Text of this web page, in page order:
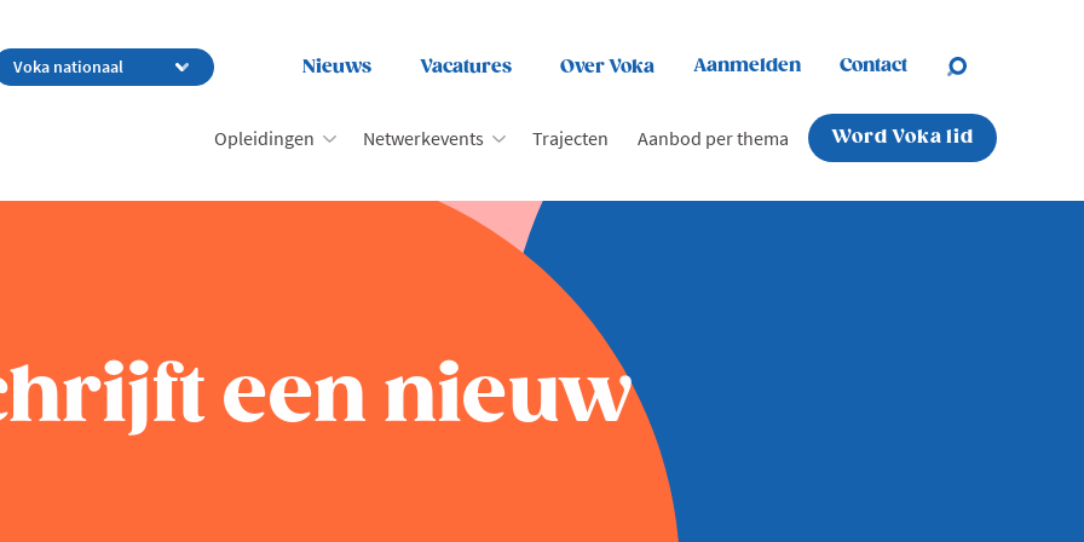
Nieuws Vacatures Over Voka Aanmelden Contact
Opleidingen Netwerkevents Trajecten Aanbod per thema Word Voka lid
een nieuw